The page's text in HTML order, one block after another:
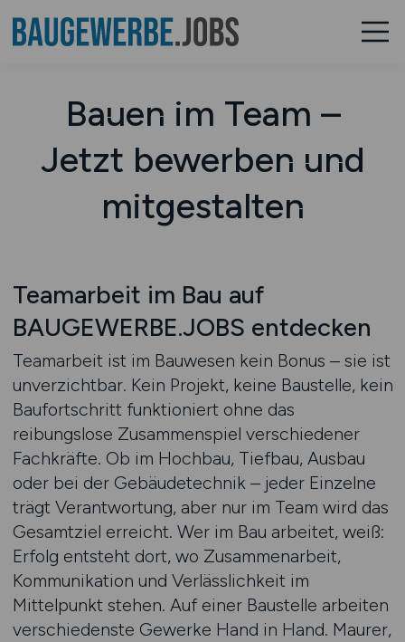
Bauen im Team –
Jetzt bewerben und
mitgestalten
Teamarbeit im Bau auf
BAUGEWERBE.JOBS entdecken
Teamarbeit ist im Bauwesen kein Bonus – sie ist
unverzichtbar. Kein Projekt, keine Baustelle, kein
Baufortschritt funktioniert ohne das
reibungslose Zusammenspiel verschiedener
Fachkräfte. Ob im Hochbau, Tiefbau, Ausbau
oder bei der Gebäudetechnik – jeder Einzelne
trägt Verantwortung, aber nur im Team wird das
Gesamtziel erreicht. Wer im Bau arbeitet, weiß:
Erfolg entsteht dort, wo Zusammenarbeit,
Kommunikation und Verlässlichkeit im
Mittelpunkt stehen. Auf einer Baustelle arbeiten
verschiedenste Gewerke Hand in Hand. Maurer,